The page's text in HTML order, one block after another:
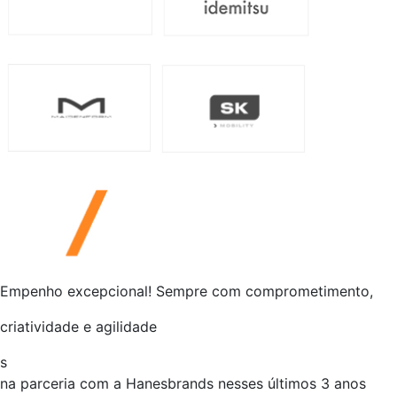
Empenho excepcional! Sempre com comprometimento,
criatividade e agilidade
s
na parceria com a Hanesbrands nesses últimos 3 anos